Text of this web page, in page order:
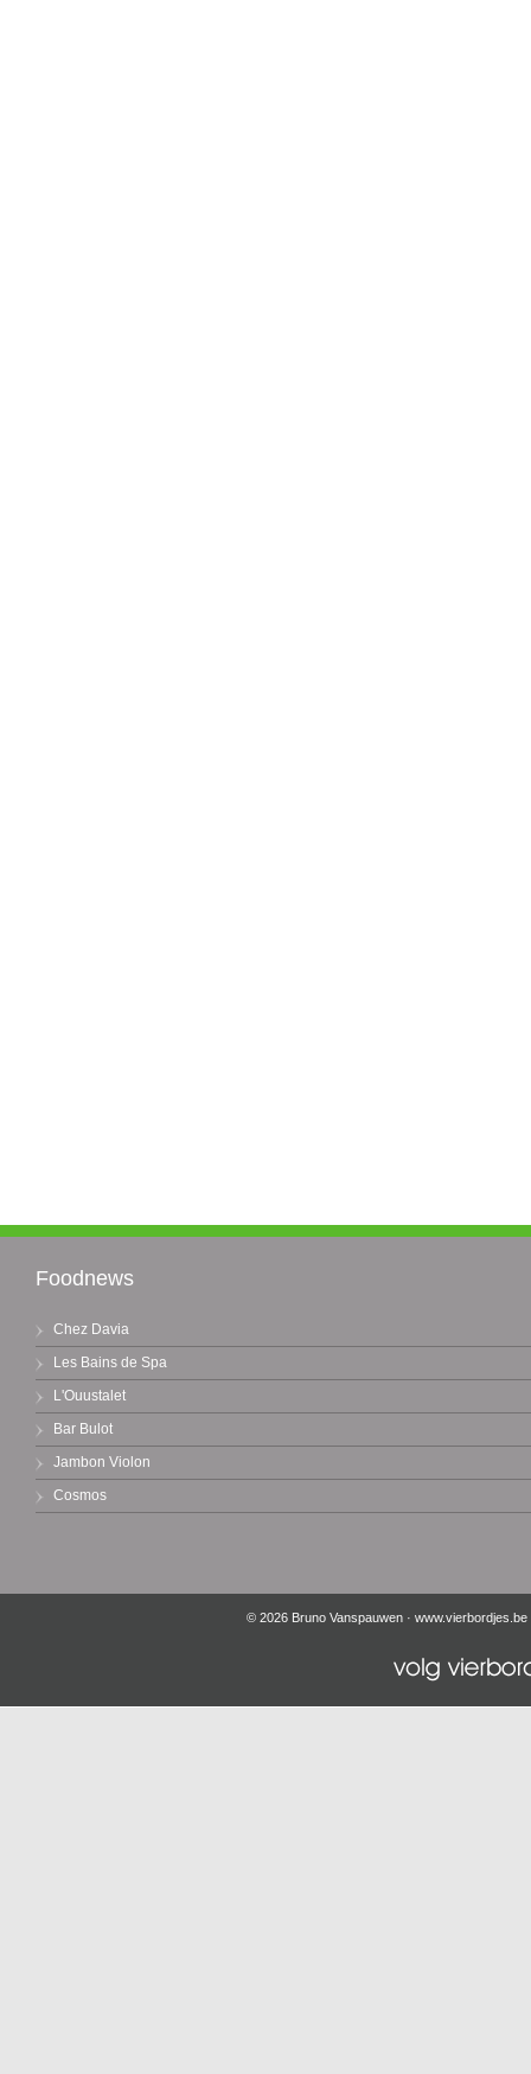
Foodnews
Chez Davia
Les Bains de Spa
L'Ouustalet
Bar Bulot
Jambon Violon
Cosmos
© 2026 Bruno Vanspauwen · www.vierbordjes.be